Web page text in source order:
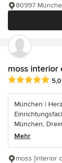
80997
moss interior
5,0
München |
München,
Mehr
moss [interior